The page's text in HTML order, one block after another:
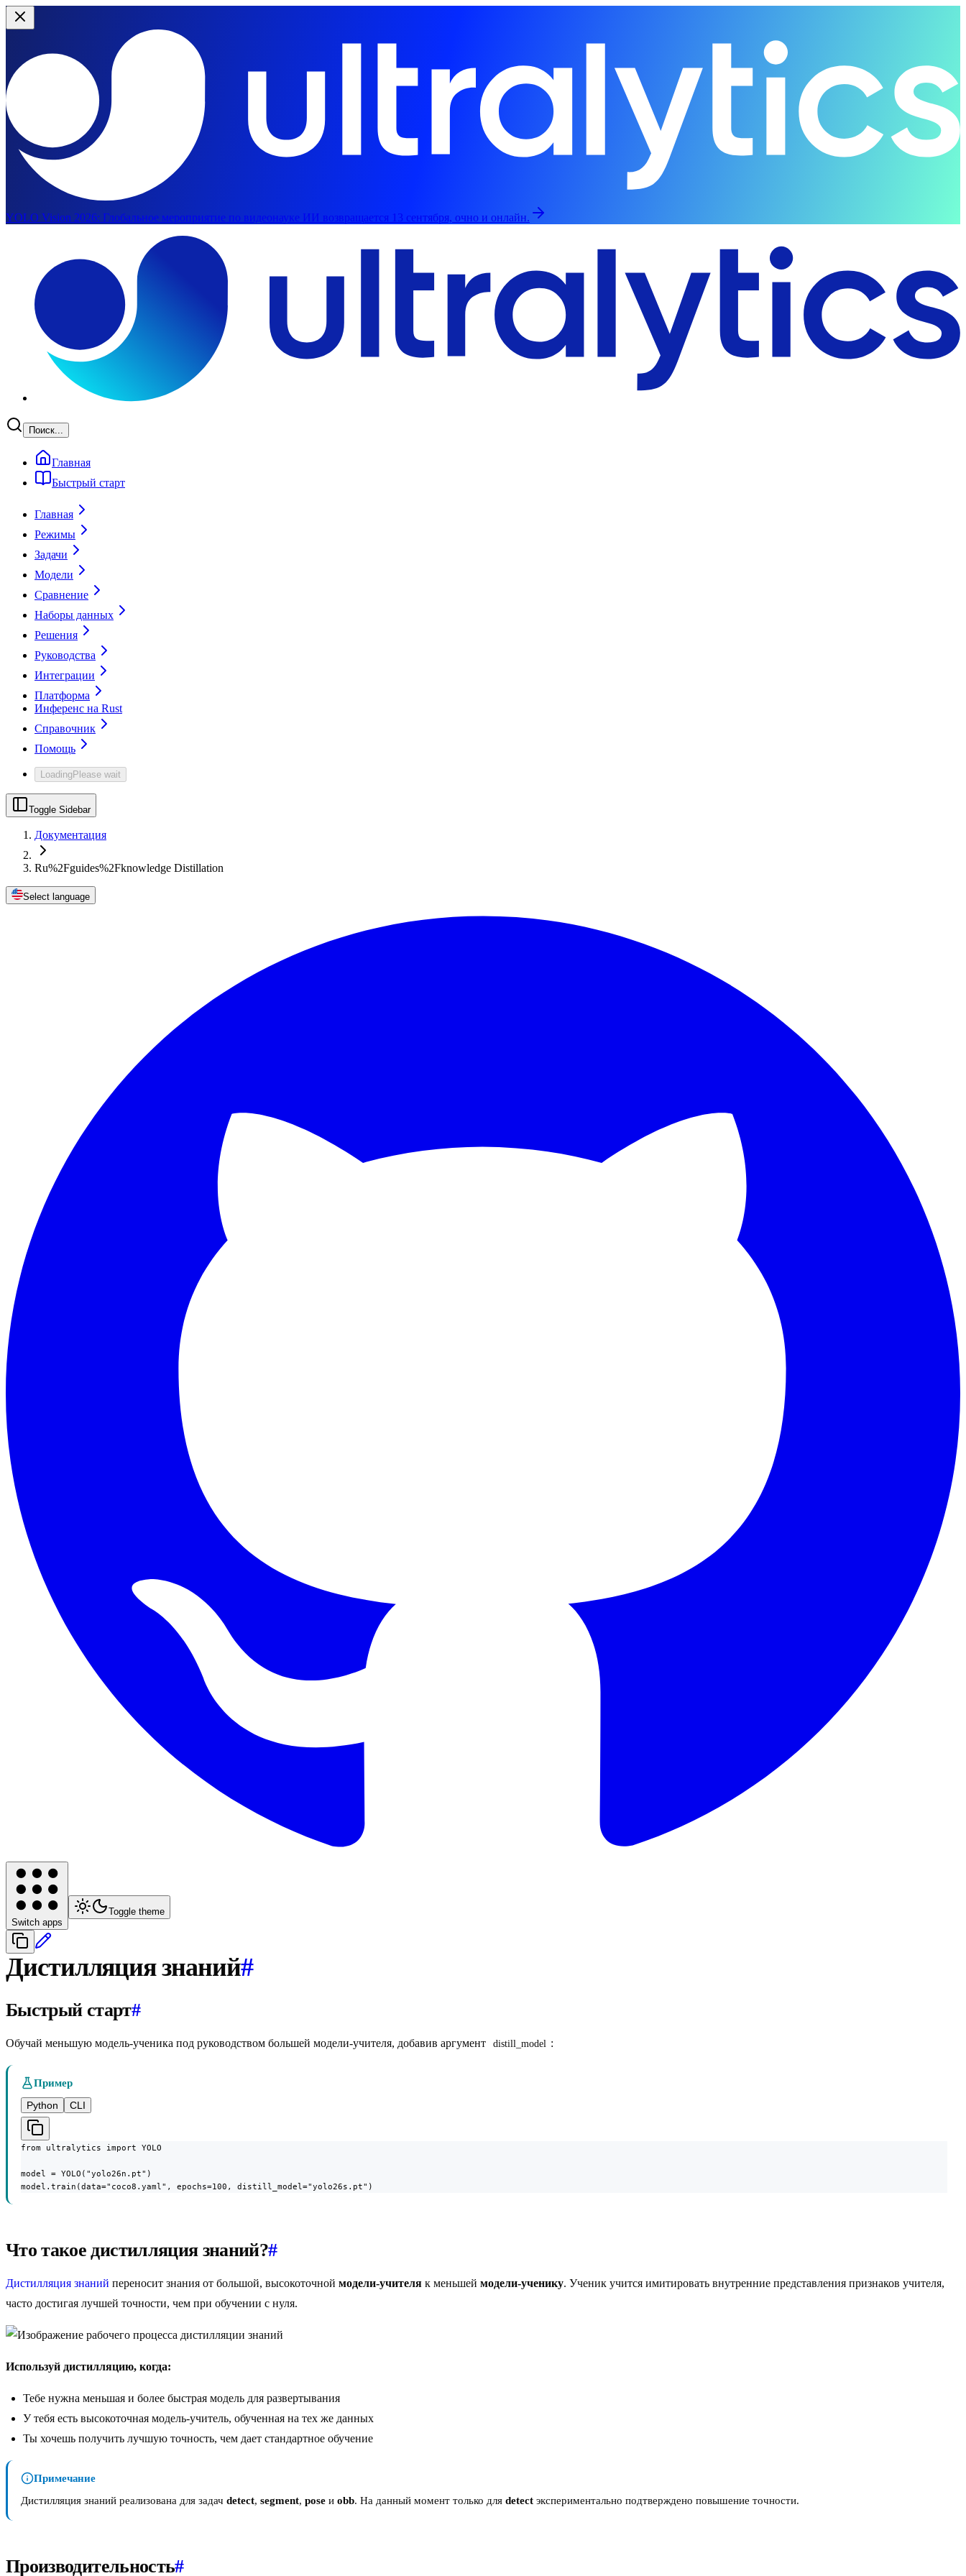
YOLO Vision 2026: Глобальное мероприятие по видеонауке ИИ возвращается 13 сентября, очно и онлайн.
Поиск...
Главная
Быстрый старт
Главная
Режимы
Задачи
Модели
Сравнение
Наборы данных
Решения
Руководства
Интеграции
Платформа
Инференс на Rust
Справочник
Помощь
LoadingPlease wait
Toggle Sidebar
Документация
Ru%2Fguides%2Fknowledge Distillation
Select language
Switch apps
Toggle theme
Дистилляция знаний#
Быстрый старт#
Обучай меньшую модель-ученика под руководством большей модели-учителя, добавив аргумент distill_model :
Пример
Python
CLI
from ultralytics import YOLO
model = YOLO("yolo26n.pt")
model.train(data="coco8.yaml", epochs=100, distill_model="yolo26s.pt")
Что такое дистилляция знаний?#
Дистилляция знаний переносит знания от большой, высокоточной модели-учителя к меньшей модели-ученику. Ученик учится имитировать внутренние представления признаков учителя,
часто достигая лучшей точности, чем при обучении с нуля.
Используй дистилляцию, когда:
Тебе нужна меньшая и более быстрая модель для развертывания
У тебя есть высокоточная модель-учитель, обученная на тех же данных
Ты хочешь получить лучшую точность, чем дает стандартное обучение
Примечание
Дистилляция знаний реализована для задач detect, segment, pose и obb. На данный момент только для detect экспериментально подтверждено повышение точности.
Производительность#